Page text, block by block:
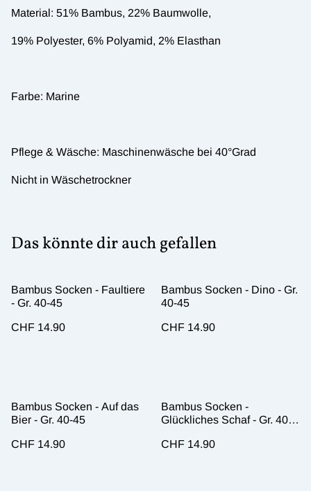
Material: 51% Bambus, 22% Baumwolle,
19% Polyester, 6% Polyamid, 2% Elasthan
Farbe: Marine
Pflege & Wäsche: Maschinenwäsche bei 40°Grad
Nicht in Wäschetrockner
Das könnte dir auch gefallen
Bambus Socken - Faultiere
- Gr. 40-45
CHF 14.90
Bambus Socken - Dino - Gr.
40-45
CHF 14.90
Bambus Socken - Auf das
Bier - Gr. 40-45
CHF 14.90
Bambus Socken -
Glückliches Schaf - Gr. 40-
CHF 14.90